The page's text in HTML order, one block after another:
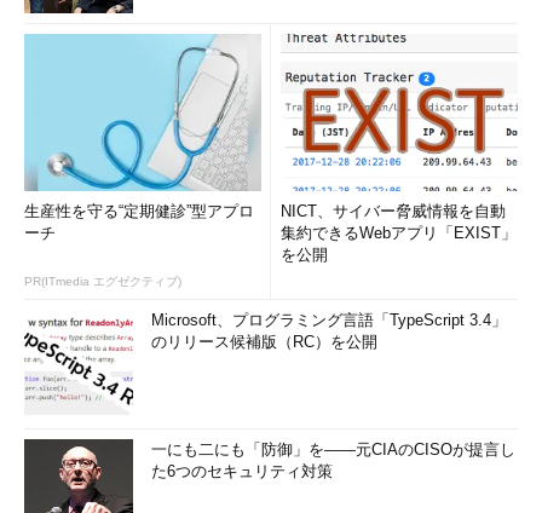
生産性を守る“定期健診”型アプロ
ーチ
PR(ITmedia エグゼクティブ)
NICT、サイバー脅威情報を自動
集約できるWebアプリ「EXIST」
を公開
Microsoft、プログラミング言語「TypeScript 3.4」
のリリース候補版（RC）を公開
一にも二にも「防御」を――元CIAのCISOが提言し
た6つのセキュリティ対策